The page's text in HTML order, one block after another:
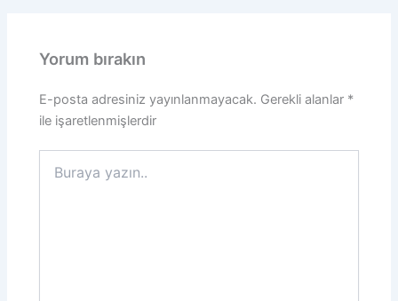
Yorum bırakın
E-posta adresiniz yayınlanmayacak. Gerekli alanlar *
ile işaretlenmişlerdir
yazın..